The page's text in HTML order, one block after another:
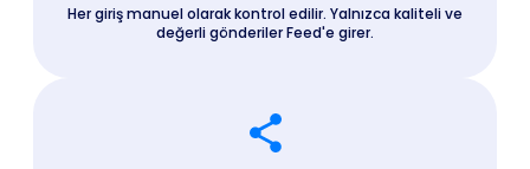
Her giriş manuel olarak kontrol edilir. Yalnızca kaliteli ve
değerli gönderiler Feed'e girer.